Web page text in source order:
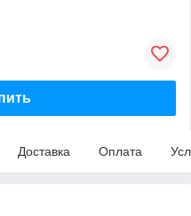
Доставка Оплата